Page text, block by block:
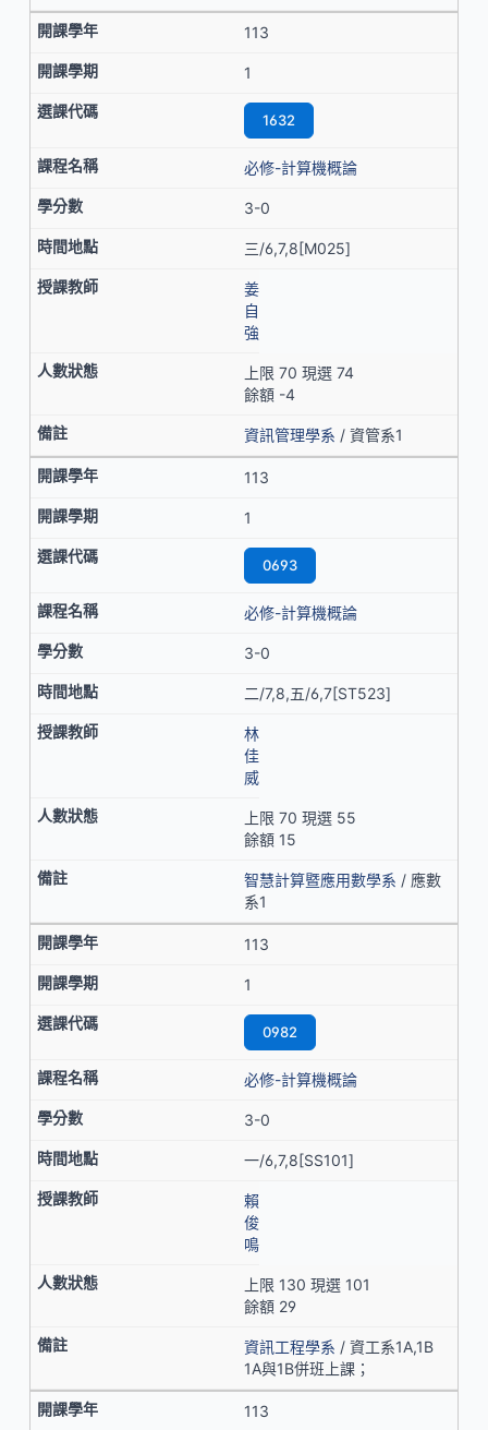
113
1
1632
必修-計算機概論
3-0
三/6,7,8[M025]
姜
自
強
上限 70 現選 74
餘額 -4
資訊管理學系 / 資管系1
113
1
0693
必修-計算機概論
3-0
二/7,8,五/6,7[ST523]
林
佳
威
上限 70 現選 55
餘額 15
智慧計算暨應用數學系 / 應數
系1
113
1
0982
必修-計算機概論
3-0
一/6,7,8[SS101]
賴
俊
鳴
上限 130 現選 101
餘額 29
資訊工程學系 / 資工系1A,1B
1A與1B併班上課；
113